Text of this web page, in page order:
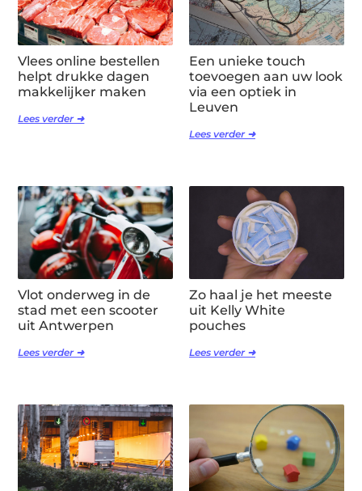
Vlees online bestellen
helpt drukke dagen
makkelijker maken
Lees verder ➜
Een unieke touch
toevoegen aan uw look
via een optiek in
Leuven
Lees verder ➜
Vlot onderweg in de
stad met een scooter
uit Antwerpen
Lees verder ➜
Zo haal je het meeste
uit Kelly White
pouches
Lees verder ➜